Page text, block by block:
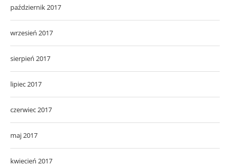
październik 2017
wrzesień 2017
sierpień 2017
lipiec 2017
czerwiec 2017
maj 2017
kwiecień 2017